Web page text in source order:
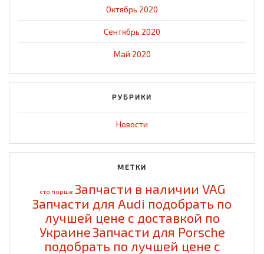
Октябрь 2020
Сентябрь 2020
Май 2020
РУБРИКИ
Новости
МЕТКИ
cто порше Запчасти в наличии VAG
Запчасти для Audi подобрать по
лучшей цене с доставкой по
УкраинеЗапчасти для Porsche
подобрать по лучшей цене с